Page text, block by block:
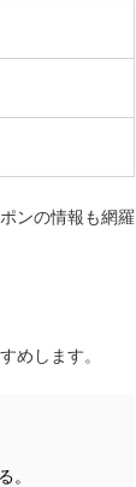
ンの情報も網羅
めします。
。